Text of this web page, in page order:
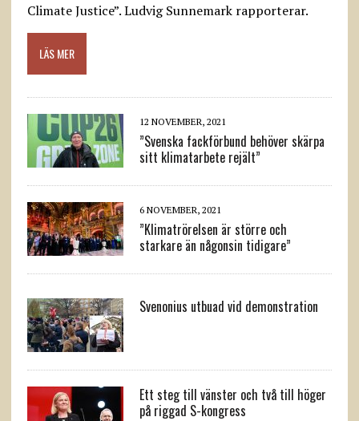
Climate Justice”. Ludvig Sunnemark rapporterar.
LÄS MER
12 NOVEMBER, 2021
”Svenska fackförbund behöver skärpa
sitt klimatarbete rejält”
6 NOVEMBER, 2021
”Klimatrörelsen är större och
starkare än någonsin tidigare”
Svenonius utbuad vid demonstration
Ett steg till vänster och två till höger
på riggad S-kongress